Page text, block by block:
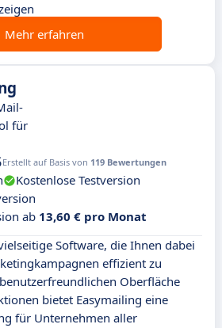
Mehr erfahren
für
Erstellt auf Basis von 119 Bewertungen
Kostenlose Testversion
ab 13,60 € pro Monat
Software, die Ihnen dabei
effizient zu
Oberfläche
bietet Easymailing eine
für Unternehmen aller